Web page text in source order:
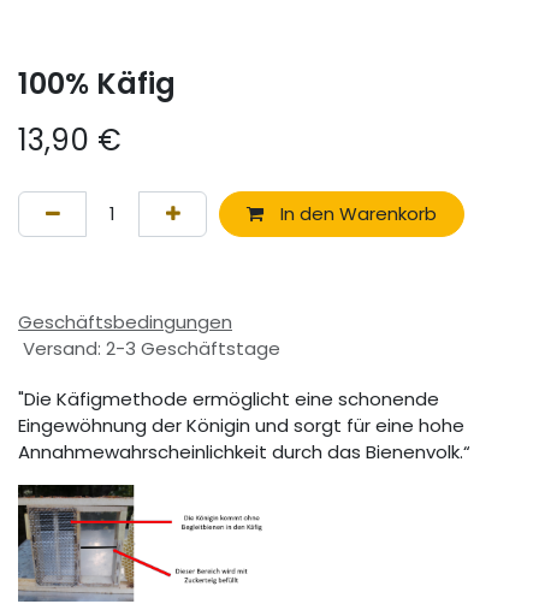
100% Käfig
13,90 €
In den Warenkorb
Geschäftsbedingungen
Versand: 2-3 Geschäftstage
"Die Käfigmethode ermöglicht eine schonende
Eingewöhnung der Königin und sorgt für eine hohe
Annahmewahrscheinlichkeit durch das Bienenvolk.“